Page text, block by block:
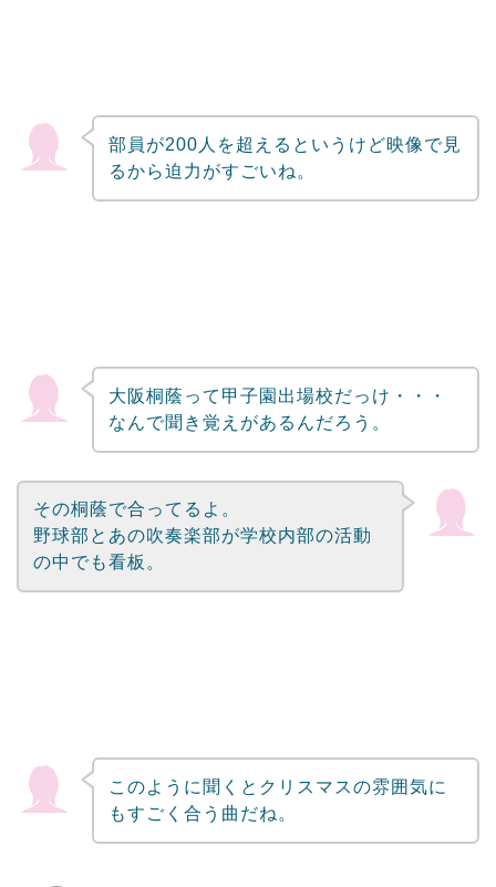
部員が200人を超えるというけど映像で見
るから迫力がすごいね。
大阪桐蔭って甲子園出場校だっけ・・・
なんで聞き覚えがあるんだろう。
その桐蔭で合ってるよ。
野球部とあの吹奏楽部が学校内部の活動
の中でも看板。
このように聞くとクリスマスの雰囲気に
もすごく合う曲だね。